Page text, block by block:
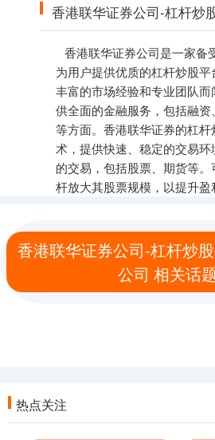
香港联华证券公司-杠杆炒
香港联华证券公司是一家备
为用户提供优质的杠杆炒股
丰富的市场经验和专业团队
供全面的金融服务，包括融
等方面。香港联华证券的杠
术，提供快速、稳定的交易
的交易，包括股票、期货等
杆放大其股票规模，以提升盈
香港联华证券公司-杠杆炒
公司 相关话
热点关注